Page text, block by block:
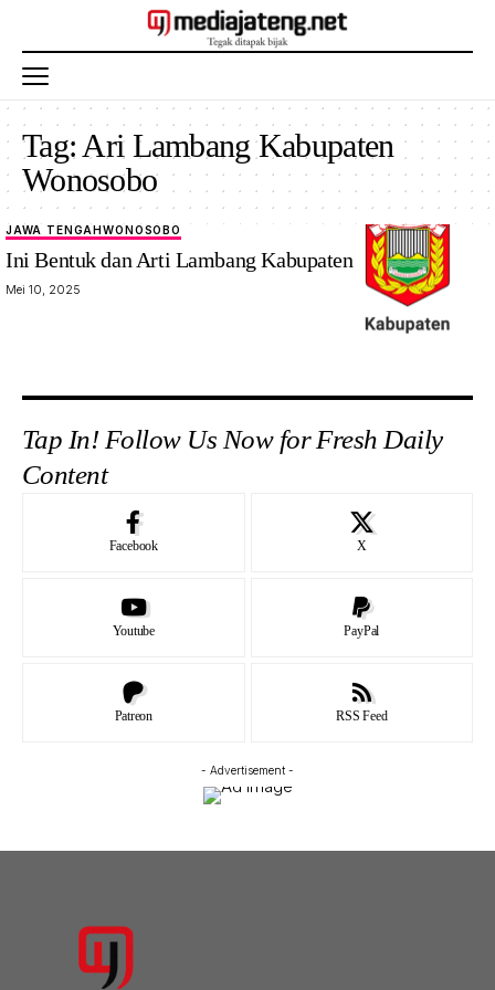
Tag: Ari Lambang Kabupaten
Wonosobo
lambang
kabupaten
Wonosobo
JAWA TENGAHWONOSOBO
Ini Bentuk dan Arti Lambang Kabupaten Wonosobo
Mei 10, 2025
Tap In! Follow Us Now for Fresh Daily
Content
Facebook X
Youtube PayPal
Patreon RSS Feed
- Advertisement -